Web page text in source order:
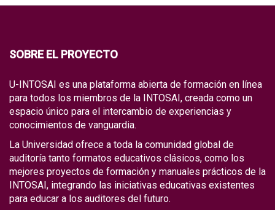
SOBRE EL PROYECTO
U-INTOSAI es una plataforma abierta de formación en línea
para todos los miembros de la INTOSAI, creada como un
espacio único para el intercambio de experiencias y
conocimientos de vanguardia.
La Universidad ofrece a toda la comunidad global de
auditoría tanto formatos educativos clásicos, como los
mejores proyectos de formación y manuales prácticos de la
INTOSAI, integrando las iniciativas educativas existentes
para educar a los auditores del futuro.